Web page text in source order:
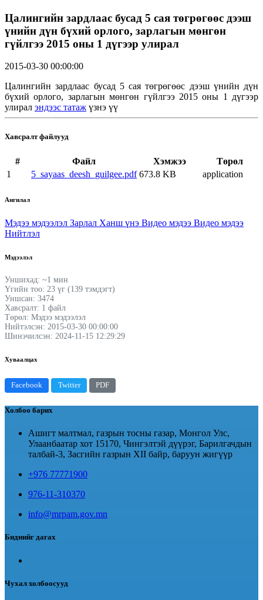
Цалингийн зардлаас бусад 5 сая төгрөгөөс дээш
үнийн дүн бүхий орлого, зарлагын мөнгөн
гүйлгээ 2015 оны 1 дүгээр улирал
2015-03-30 00:00:00
Цалингийн зардлаас бусад 5 сая төгрөгөөс дээш үнийн дүн
бүхий орлого, зарлагын мөнгөн гүйлгээ 2015 оны 1 дүгээр
улирал эндээс татаж үзнэ үү
Хавсралт файлууд
# Файл Хэмжээ
Төрөл
1
5_sayaas_deesh_guilgee.pdf 673.8 KB application
Ангилал
Мэдээ мэдээлэл Зарлал Ханш үнэ Видео мэдээ Видео мэдээ
Нийтлэл
Мэдээлэл
Уншихад: ~1 мин
Үгийн тоо: 23 үг (139 тэмдэгт)
Уншсан: 3474
Хавсралт: 1 файл
Төрөл: Мэдээ мэдээлэл
Нийтэлсэн: 2015-03-30 00:00:00
Шинэчилсэн: 2024-11-15 12:29:29
Хуваалцах
Facebook Twitter PDF
Холбоо барих
Ашигт малтмал, газрын тосны газар, Монгол Улс,
Улаанбаатар хот 15170, Чингэлтэй дүүрэг, Барилгачдын
талбай-3, Засгийн газрын XII байр, баруун жигүүр
+976 77771900
976-11-310370
info@mrpam.gov.mn
Биднийг дагах
Чухал холбоосууд